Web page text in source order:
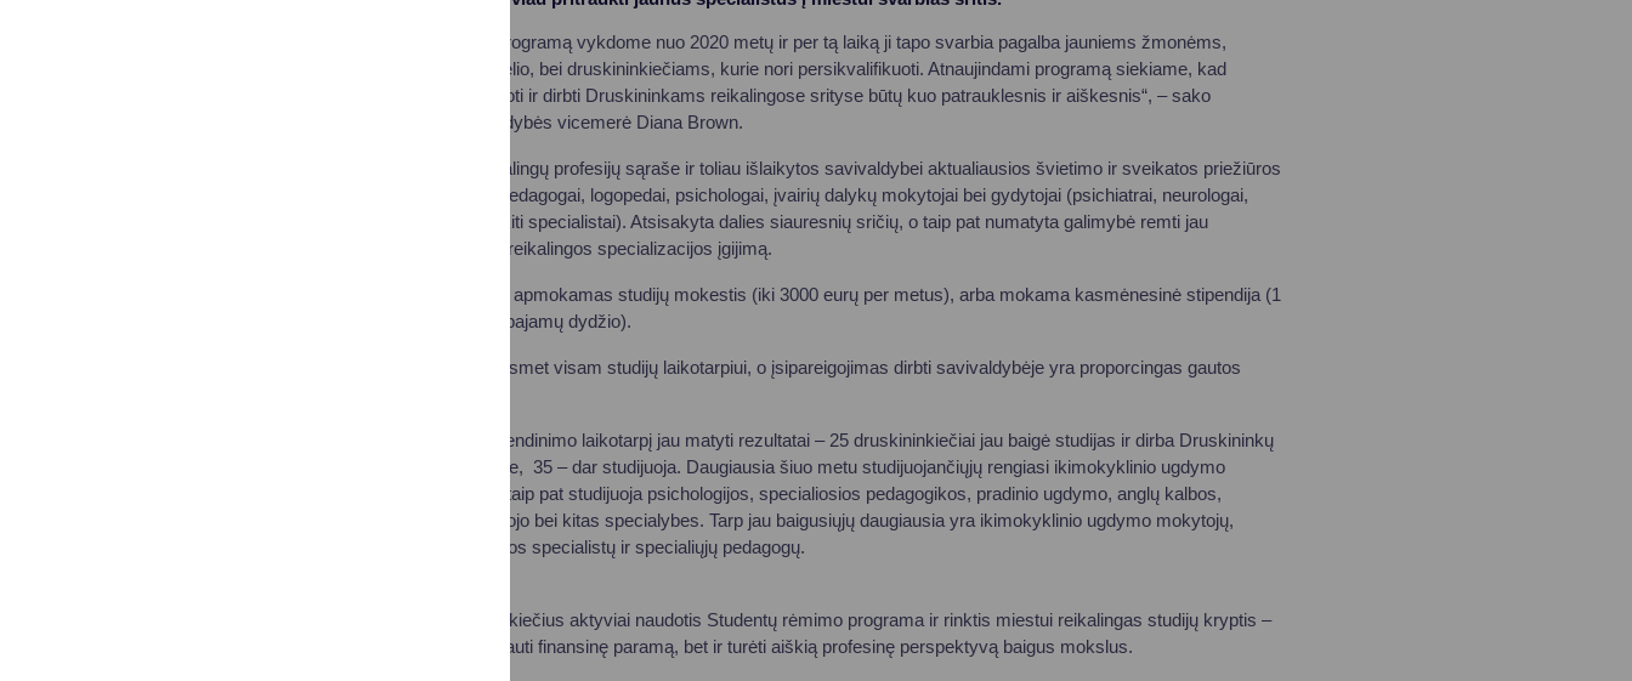
„Studentų rėmimo programą vykdome nuo 2020 metų ir per tą laiką ji tapo svarbia pagalba jauniems žmonėms,
ieškantiems savo kelio, bei druskininkiečiams, kurie nori persikvalifikuoti. Atnaujindami programą siekiame, kad
pasirinkimas studijuoti ir dirbti Druskininkams reikalingose srityse būtų kuo patrauklesnis ir aiškesnis“, – sako
Druskininkų savivaldybės vicemerė Diana Brown.
Druskininkams reikalingų profesijų sąraše ir toliau išlaikytos savivaldybei aktualiausios švietimo ir sveikatos priežiūros
kryptys: specialieji pedagogai, logopedai, psichologai, įvairių dalykų mokytojai bei gydytojai (psichiatrai, neurologai,
šeimos gydytojai ir kiti specialistai). Atsisakyta dalies siauresnių sričių, o taip pat numatyta galimybė remti jau
dirbančių pedagogų reikalingos specializacijos įgijimą.
Studentams gali būti apmokamas studijų mokestis (iki 3000 eurų per metus), arba mokama kasmėnesinė stipendija (1
valstybės remiamų pajamų dydžio).
Parama skiriama kasmet visam studijų laikotarpiui, o įsipareigojimas dirbti savivaldybėje yra proporcingas gautos
Per programos įgyvendinimo laikotarpį jau matyti rezultatai – 25 druskininkiečiai jau baigė studijas ir dirba Druskininkų
savivaldybės įtaigose, 35 – dar studijuoja. Daugiausia šiuo metu studijuojančiųjų rengiasi ikimokyklinio ugdymo
mokytojo profesijai, taip pat studijuoja psichologijos, specialiosios pedagogikos, pradinio ugdymo, anglų kalbos,
matematikos mokytojo bei kitas specialybes. Tarp jau baigusiųjų daugiausia yra ikimokyklinio ugdymo mokytojų,
visuomenės sveikatos specialistų ir specialiųjų pedagogų.
Kviečiame druskininkiečius aktyviai naudotis Studentų rėmimo programa ir rinktis miestui reikalingas studijų kryptis –
tai galimybė ne tik gauti finansinę paramą, bet ir turėti aiškią profesinę perspektyvą baigus mokslus.